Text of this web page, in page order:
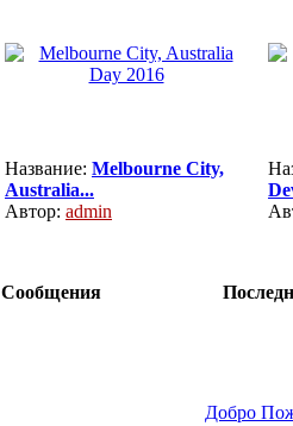
Название: Melbourne City,
Australia...
Автор: admin
Сообщения
Добро